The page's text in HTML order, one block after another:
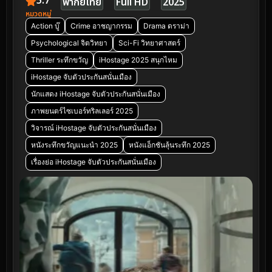
หมวดหมู่
Action บู๊ Crime อาชญากรรม
Drama ดราม่า
Psychological จิตวิทยา
Sci-Fi วิทยาศาสตร์
Thriller ระทึกขวัญ
iHostage 2025 สนุกไหม
iHostage จับตัวประกันสนั่นเมือง
นักแสดง iHostage จับตัวประกันสนั่นเมือง
ภาพยนตร์ไซเบอร์ทริลเลอร์ 2025
วิจารณ์ iHostage จับตัวประกันสนั่นเมือง
หนังระทึกขวัญแนะนำ 2025
หนังแอ็กชันลุ้นระทึก 2025
เรื่องย่อ iHostage จับตัวประกันสนั่นเมือง